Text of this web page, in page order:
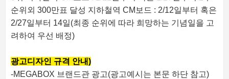
순위외 300만표 달성 지하철역 CM보드 : 2/12일부터 혹은
2/27일부터 14일(최종 순위에 따라 희망하는 기념일을 고
려하여 우선 배정)
광고디자인 규격 안내)
-MEGABOX 브랜드관 광고(광고예시는 본문 하단 참고)